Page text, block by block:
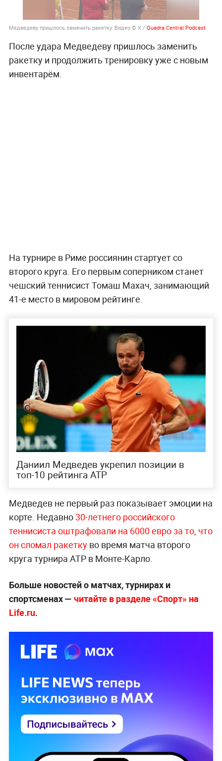
Медведеву пришлось заменить ракетку. Видео © Х / Quadra Central Podcast
После удара Медведеву пришлось заменить
ракетку и продолжить тренировку уже с новым
инвентарём.
На турнире в Риме россиянин стартует со
второго круга. Его первым соперником станет
чешский теннисист Томаш Махач, занимающий
41-е место в мировом рейтинге.
Даниил Медведев укрепил позиции в
топ-10 рейтинга ATP
Медведев не первый раз показывает эмоции на
корте. Недавно30-летнего российского
теннисиста оштрафовали на 6000 евро за то, что
он сломал ракетку во время матча второго
круга турнира АТР в Монте-Карло.
Больше новостей о матчах, турнирах и
спортсменах — читайте в разделе «Спорт» на
Life.ru.